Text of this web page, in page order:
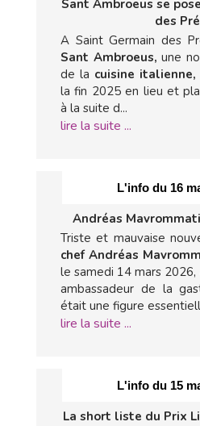
Sant Ambroeus se
des
A Saint Germain des
Sant Ambroeus, une
de la cuisine italienne,
la fin 2025 en lieu et
à la suite d...
lire la suite ...
L'info du 16
Andréas
Triste et mauvaise
chef Andréas
le samedi 14 mars 2026,
ambassadeur de la
était une figure
lire la suite ...
L'info du 15
La short liste du Prix